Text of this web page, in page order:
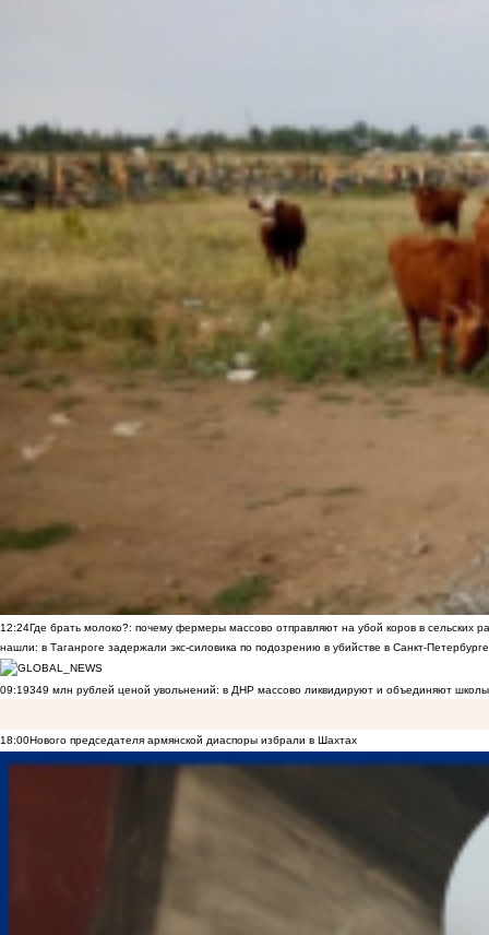
12:24Где брать молоко?: почему фермеры массово отправляют на убой коров в сельских
нашли: в Таганроге задержали экс-силовика по подозрению в убийстве в Санкт-Петербурге
09:19349 млн рублей ценой увольнений: в ДНР массово ликвидируют и объединяют
18:00Нового председателя армянской диаспоры избрали в Шахтах